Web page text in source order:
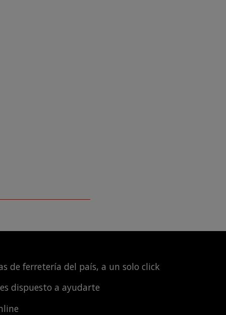
de ferretería del país, a un solo click
dispuesto a ayudarte